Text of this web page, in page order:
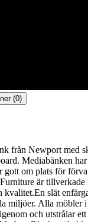
(0)
från Newport med
Mediabänken
gott om plats för
är
kvalitet.En slät
miljöer. Alla möbler
och utstrålar